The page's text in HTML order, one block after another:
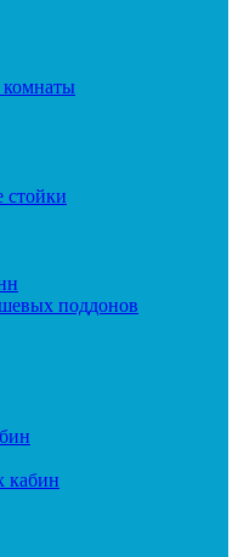
комнаты
поддонов
кабин